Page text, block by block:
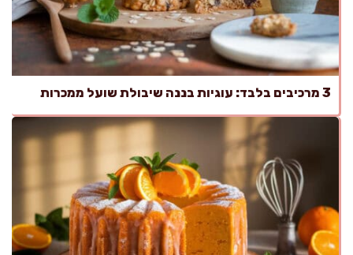
3 מרכיבים בלבד: עוגיות בננה שיבולת שועל ממכרות